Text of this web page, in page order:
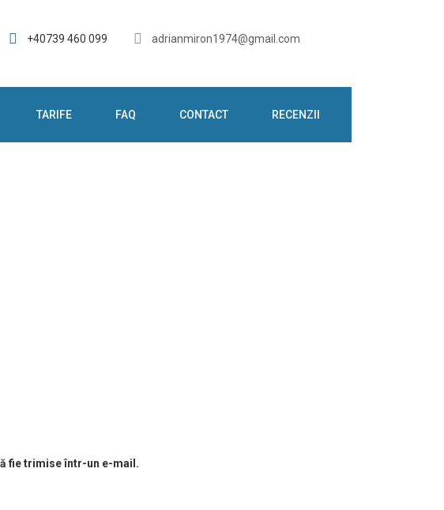
+40739 460 099 adrianmiron1974@gmail.com
TARIFE FAQ CONTACT RECENZII
fie trimise într-un e-mail.